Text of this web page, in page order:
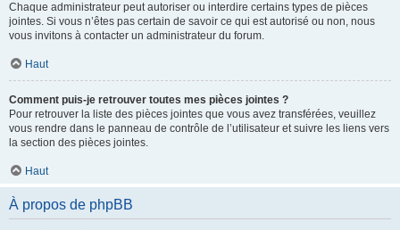
Chaque administrateur peut autoriser ou interdire certains types de pièces
jointes. Si vous n’êtes pas certain de savoir ce qui est autorisé ou non, nous
vous invitons à contacter un administrateur du forum.
Haut
Comment puis-je retrouver toutes mes pièces jointes ?
Pour retrouver la liste des pièces jointes que vous avez transférées, veuillez
vous rendre dans le panneau de contrôle de l’utilisateur et suivre les liens vers
la section des pièces jointes.
Haut
À propos de phpBB